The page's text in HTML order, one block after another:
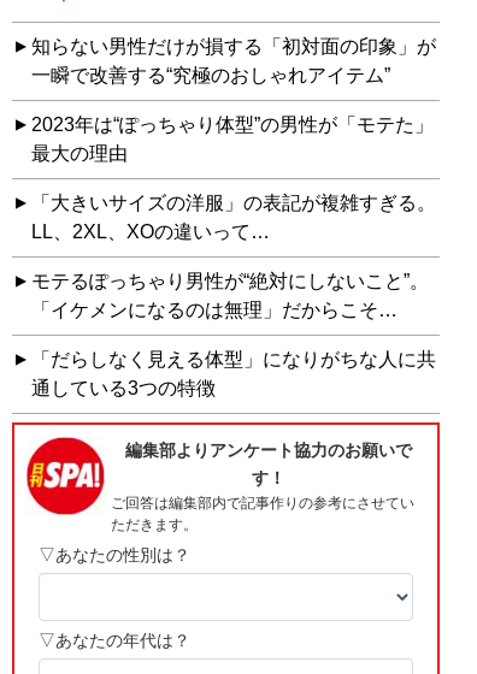
知らない男性だけが損する「初対面の印象」が
一瞬で改善する“究極のおしゃれアイテム”
2023年は“ぽっちゃり体型”の男性が「モテた」
最大の理由
「大きいサイズの洋服」の表記が複雑すぎる。
LL、2XL、XOの違いって…
モテるぽっちゃり男性が“絶対にしないこと”。
「イケメンになるのは無理」だからこそ…
「だらしなく見える体型」になりがちな人に共
通している3つの特徴